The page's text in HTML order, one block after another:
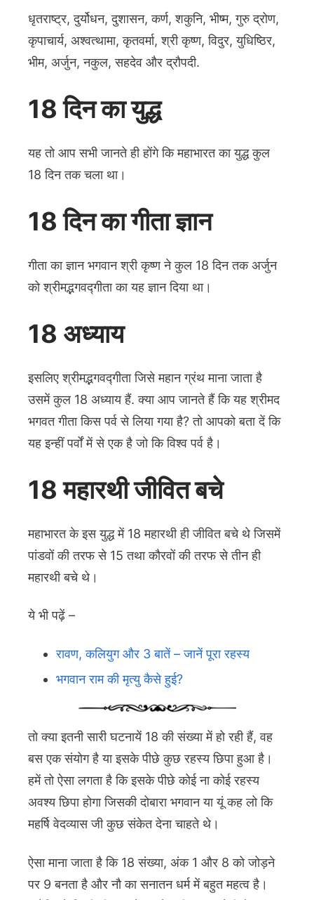
धृतराष्ट्र, दुर्योधन, दुशासन, कर्ण, शकुनि, भीष्म, गुरु द्रोण,
कृपाचार्य, अश्वत्थामा, कृतवर्मा, श्री कृष्ण, विदुर, युधिष्ठिर,
भीम, अर्जुन, नकुल, सहदेव और द्रौपदी.
18 दिन का युद्ध
यह तो आप सभी जानते ही होंगे कि महाभारत का युद्ध कुल
18 दिन तक चला था।
18 दिन का गीता ज्ञान
गीता का ज्ञान भगवान श्री कृष्ण ने कुल 18 दिन तक अर्जुन
को श्रीमद्भगवद्गीता का यह ज्ञान दिया था।
18 अध्याय
इसलिए श्रीमद्भगवद्गीता जिसे महान ग्रंथ माना जाता है
उसमें कुल 18 अध्याय हैं. क्या आप जानते हैं कि यह श्रीमद
भगवत गीता किस पर्व से लिया गया है? तो आपको बता दें कि
यह इन्हीं पर्वों में से एक है जो कि विश्व पर्व है।
18 महारथी जीवित बचे
महाभारत के इस युद्ध में 18 महारथी ही जीवित बचे थे जिसमें
पांडवों की तरफ से 15 तथा कौरवों की तरफ से तीन ही
महारथी बचे थे।
ये भी पढ़ें –
रावण, कलियुग और 3 बातें – जानें पूरा रहस्य
भगवान राम की मृत्यु कैसे हुई?
तो क्या इतनी सारी घटनायें 18 की संख्या में हो रही हैं, वह
बस एक संयोग है या इसके पीछे कुछ रहस्य छिपा हुआ है।
हमें तो ऐसा लगता है कि इसके पीछे कोई ना कोई रहस्य
अवश्य छिपा होगा जिसकी दोबारा भगवान या यूं कह लो कि
महर्षि वेदव्यास जी कुछ संकेत देना चाहते थे।
ऐसा माना जाता है कि 18 संख्या, अंक 1 और 8 को जोड़ने
पर 9 बनता है और नौ का सनातन धर्म में बहुत महत्व है।